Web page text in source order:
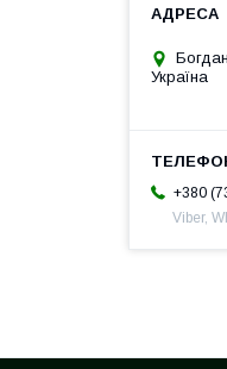
Україна
+380
Viber,